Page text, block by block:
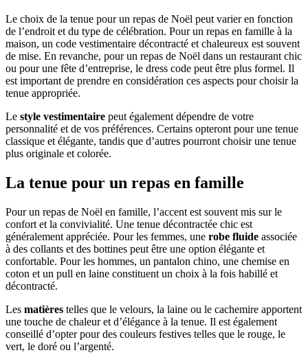
Le choix de la tenue pour un repas de Noël peut varier en fonction
de l’endroit et du type de célébration. Pour un repas en famille à la
maison, un code vestimentaire décontracté et chaleureux est souvent
de mise. En revanche, pour un repas de Noël dans un restaurant chic
ou pour une fête d’entreprise, le dress code peut être plus formel. Il
est important de prendre en considération ces aspects pour choisir la
tenue appropriée.
Le style vestimentaire peut également dépendre de votre
personnalité et de vos préférences. Certains opteront pour une tenue
classique et élégante, tandis que d’autres pourront choisir une tenue
plus originale et colorée.
La tenue pour un repas en famille
Pour un repas de Noël en famille, l’accent est souvent mis sur le
confort et la convivialité. Une tenue décontractée chic est
généralement appréciée. Pour les femmes, une robe fluide associée
à des collants et des bottines peut être une option élégante et
confortable. Pour les hommes, un pantalon chino, une chemise en
coton et un pull en laine constituent un choix à la fois habillé et
décontracté.
Les matières telles que le velours, la laine ou le cachemire apportent
une touche de chaleur et d’élégance à la tenue. Il est également
conseillé d’opter pour des couleurs festives telles que le rouge, le
vert, le doré ou l’argenté.